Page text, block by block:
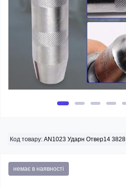
Код товару: AN1023 Ударн Отвер14 3828
немає в наявності